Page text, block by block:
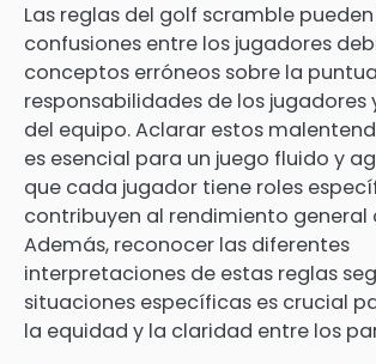
Las reglas del golf scramble
confusiones entre los jugadores
conceptos erróneos sobre la
responsabilidades de los jugadores
del equipo. Aclarar estos
es esencial para un juego fluido y
que cada jugador tiene roles
contribuyen al rendimiento general
Además, reconocer las diferentes
interpretaciones de estas reglas
situaciones específicas es crucial
la equidad y la claridad entre los